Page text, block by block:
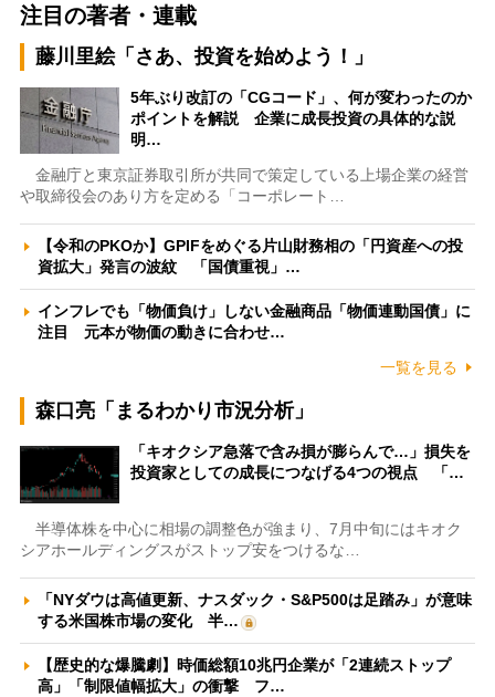
注目の著者・連載
藤川里絵「さあ、投資を始めよう！」
5年ぶり改訂の「CGコード」、何が変わったのか
ポイントを解説 企業に成長投資の具体的な説
明…
金融庁と東京証券取引所が共同で策定している上場企業の経営
や取締役会のあり方を定める「コーポレート…
【令和のPKOか】GPIFをめぐる片山財務相の「円資産への投
資拡大」発言の波紋 「国債重視」…
インフレでも「物価負け」しない金融商品「物価連動国債」に
注目 元本が物価の動きに合わせ…
一覧を見る
森口亮「まるわかり市況分析」
「キオクシア急落で含み損が膨らんで…」損失を
投資家としての成長につなげる4つの視点 「…
半導体株を中心に相場の調整色が強まり、7月中旬にはキオク
シアホールディングスがストップ安をつけるな…
「NYダウは高値更新、ナスダック・S&P500は足踏み」が意味
する米国株市場の変化 半…
【歴史的な爆騰劇】時価総額10兆円企業が「2連続ストップ
高」「制限値幅拡大」の衝撃 フ…